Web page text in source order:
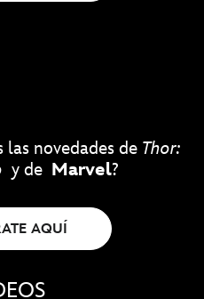
las novedades de Thor:
y de Marvel?
AQUÍ